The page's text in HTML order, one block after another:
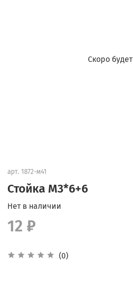
Скоро будет
арт. 1872-м41
Стойка М3*6+6
(0)
Нет в наличии
12 ₽